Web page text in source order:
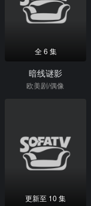
全 6 集
暗线谜影
欧美剧/偶像
更新至 10 集